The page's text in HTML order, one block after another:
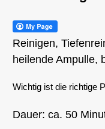
Reinigen,
heilende Ampulle,
Wichtig ist die richtige
Dauer: ca. 50